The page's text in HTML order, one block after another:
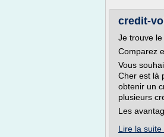
credit-
Je trouve
Comparez
Vous
Cher est là
obtenir un
plusieurs
Les
Lire la suite